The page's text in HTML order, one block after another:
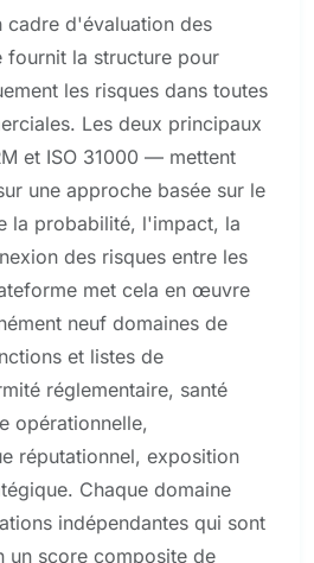
cadre d'évaluation des
fournit la structure pour
les risques dans toutes
Les deux principaux
et ISO 31000 — mettent
une approche basée sur le
la probabilité, l'impact, la
des risques entre les
met cela en œuvre
neuf domaines de
et listes de
réglementaire, santé
opérationnelle,
réputationnel, exposition
Chaque domaine
indépendantes qui sont
un score composite de